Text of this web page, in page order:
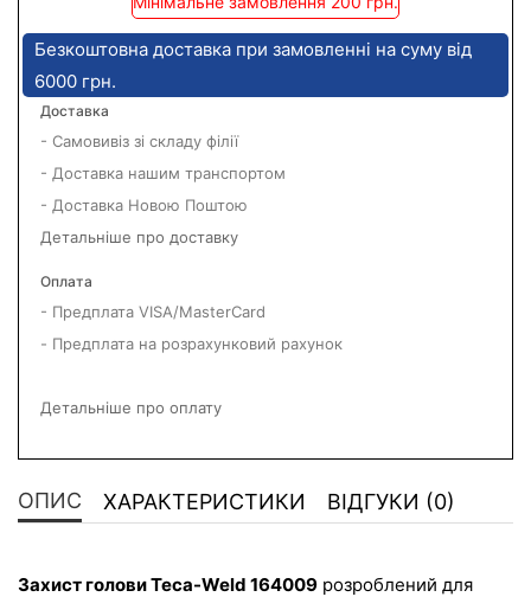
Безкоштовна доставка при замовленні на суму від
6000 грн.
Доставка
- Самовивіз зі складу філії
- Доставка нашим транспортом
- Доставка Новою Поштою
Детальніше про доставку
Оплата
- Предплата VISA/MasterCard
- Предплата на розрахунковий рахунок
Детальніше про оплату
ОПИС ХАРАКТЕРИСТИКИ ВІДГУКИ (0)
Захист голови Teca-Weld 164009 розроблений для